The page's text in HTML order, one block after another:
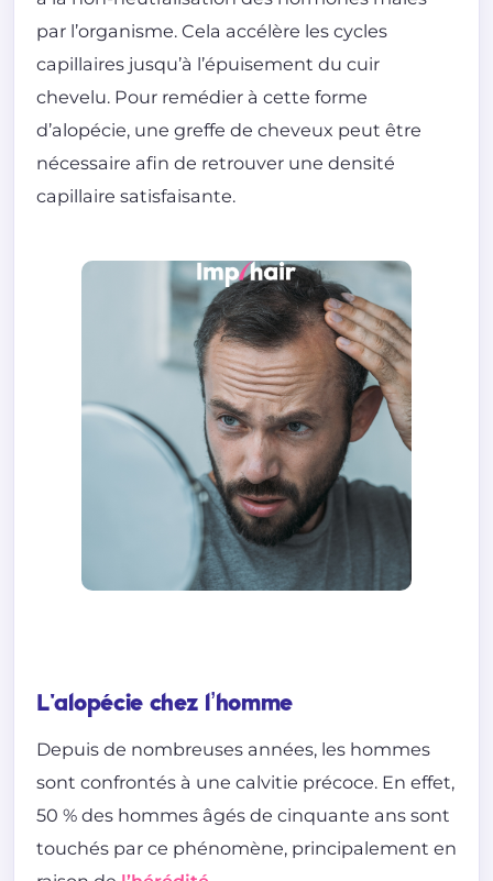
par l’organisme. Cela accélère les cycles
capillaires jusqu’à l’épuisement du cuir
chevelu. Pour remédier à cette forme
d’alopécie, une greffe de cheveux peut être
nécessaire afin de retrouver une densité
capillaire satisfaisante.
L'alopécie chez l’homme
Depuis de nombreuses années, les hommes
sont confrontés à une calvitie précoce. En effet,
50 % des hommes âgés de cinquante ans sont
touchés par ce phénomène, principalement en